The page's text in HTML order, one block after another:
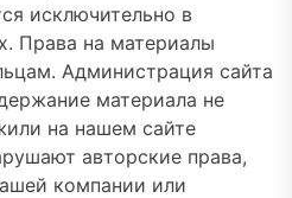
исключительно в
Права на материалы
Администрация сайта
материала не
на нашем сайте
авторские права,
компании или